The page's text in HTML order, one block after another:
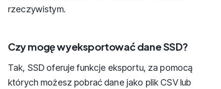
rzeczywistym.
Czy mogę wyeksportować dane SSD?
Tak, SSD oferuje funkcje eksportu, za pomocą
których możesz pobrać dane jako plik CSV lub